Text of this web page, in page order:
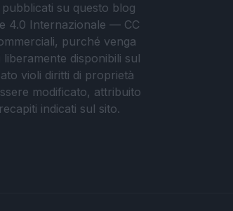
su questo blog
4.0 Internazionale — CC
purché venga
disponibili sul
violi diritti di proprietà
modificato, attribuito
indicati sul sito.